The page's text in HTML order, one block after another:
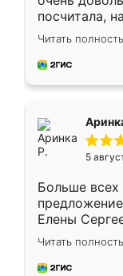
посчитала,
Замерщик
делу со
за день,
Читать
5
Больше всех
Елены
короткие
для замера
предложил
Читать